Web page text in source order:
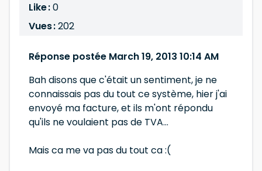
Like :0
Vues :202
Réponse postée March 19, 2013 10:14 AM
Bah disons que c'était un sentiment, je ne
connaissais pas du tout ce système, hier j'ai
envoyé ma facture, et ils m'ont répondu
qu'ils ne voulaient pas de TVA...
Mais ca me va pas du tout ca :(